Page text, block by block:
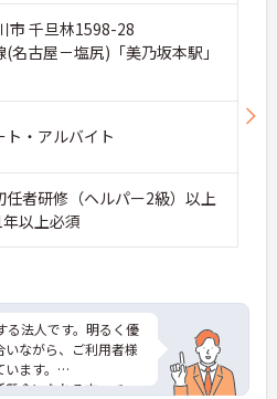
市 千旦林1598-28
(名古屋－塩尻)「美乃坂本駅」
ト・アルバイト
者研修（ヘルパー2級）以上
以上必須
る法人です。明るく優
いながら、ご利用者様
ます。
命になれる方・チー